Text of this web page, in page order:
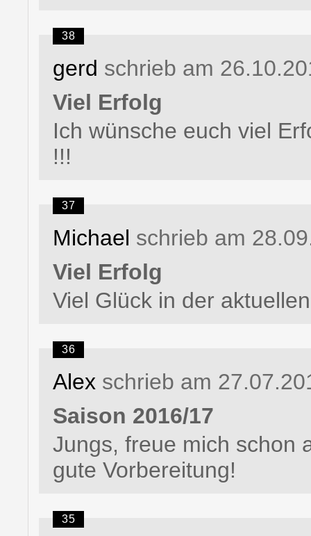
38
gerd schrieb am
Viel Erfolg
Ich wünsche euch viel
!!!
37
Michael schrieb am
Viel Erfolg
Viel Glück in der
36
Alex schrieb am
Saison 2016/17
Jungs, freue mich schon
gute Vorbereitung!
35